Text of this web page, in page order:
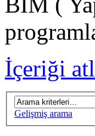
İçeriği
Gelişmiş arama